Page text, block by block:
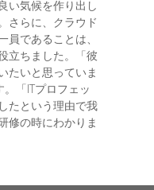
い気候を作り出し
さらに、クラウド
であることは、
立ちました。「彼
たいと思っていま
「ITプロフェッ
たという理由で我
修の時にわかりま